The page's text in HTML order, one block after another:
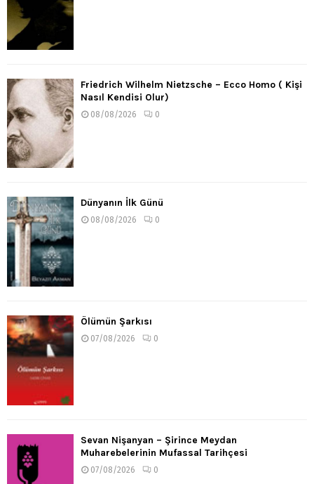
Friedrich Wilhelm Nietzsche – Ecco Homo ( Kişi
Nasıl Kendisi Olur)
08/08/2026 0
Dünyanın İlk Günü
08/08/2026 0
Ölümün Şarkısı
07/08/2026 0
Sevan Nişanyan – Şirince Meydan
Muharebelerinin Mufassal Tarihçesi
07/08/2026 0